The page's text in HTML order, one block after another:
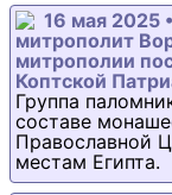
16 мая 2025
митрополит
митрополии
Коптской
Группа
составе
Православной
местам Египта.